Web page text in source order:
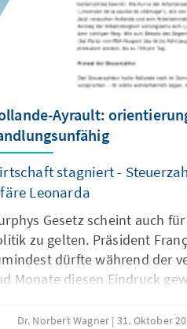
Ayrault:
stagniert -
Leonarda
Gesetz scheint auch
zu gelten. Präsident
dürfte während der
Monate diesen Eindruck
Dr. Norbert Wagner 31. Oktober